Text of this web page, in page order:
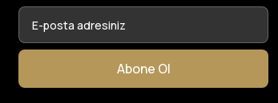
Abone Ol